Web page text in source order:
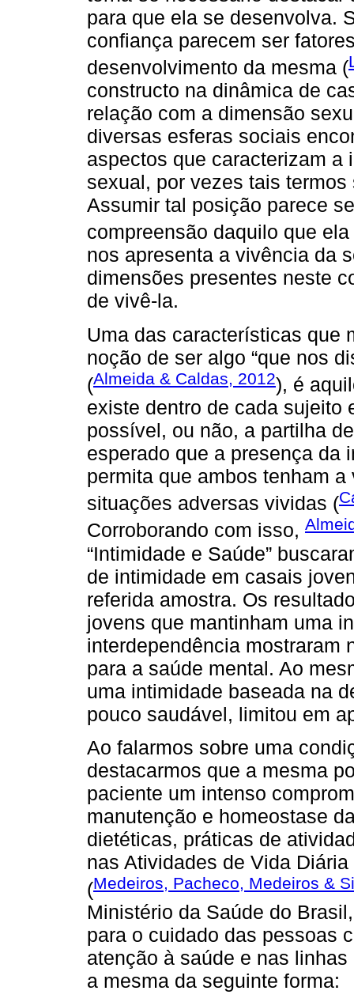
para que ela se desenvolva.
confiança parecem ser
desenvolvimento da mesma (
constructo na dinâmica de
relação com a dimensão
diversas esferas sociais
aspectos que caracterizam a
sexual, por vezes tais
Assumir tal posição parece
compreensão daquilo que
nos apresenta a vivência da
dimensões presentes neste
de vivê-la.
Uma das características que
noção de ser algo “que nos
(Almeida & Caldas, 2012), é
existe dentro de cada sujeito
possível, ou não, a partilha
esperado que a presença da
permita que ambos tenham
situações adversas vividas (
Corroborando com isso,
“Intimidade e Saúde”
de intimidade em casais
referida amostra. Os
jovens que mantinham uma
interdependência mostraram
para a saúde mental. Ao
uma intimidade baseada na
pouco saudável, limitou em
Ao falarmos sobre uma
destacarmos que a mesma
paciente um intenso
manutenção e homeostase
dietéticas, práticas de
nas Atividades de Vida
(Medeiros, Pacheco, Medeiros &
Ministério da Saúde do
para o cuidado das pessoas
atenção à saúde e nas
a mesma da seguinte forma: